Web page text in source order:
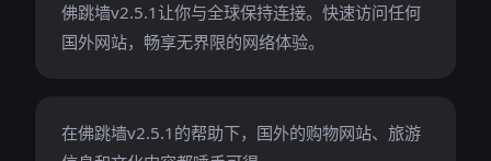
佛跳墙v2.5.1让你与全球保持连接。快速访问任何
国外网站，畅享无界限的网络体验。
在佛跳墙v2.5.1的帮助下，国外的购物网站、旅游